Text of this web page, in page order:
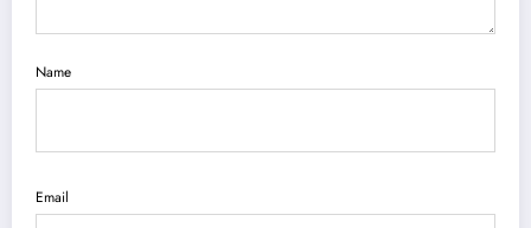
Name
Email